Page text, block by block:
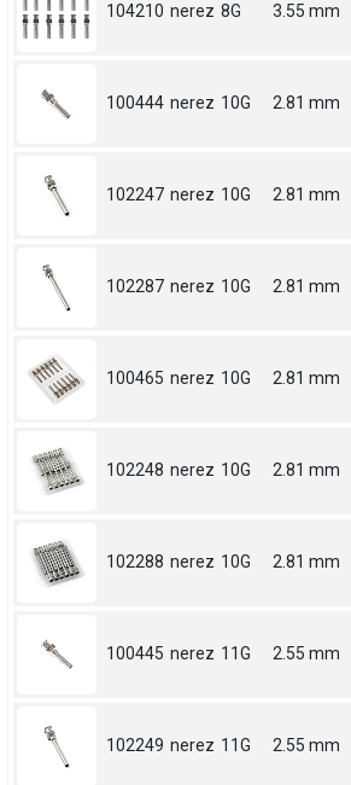
104210 nerez 8G 3.55 mm
100444 nerez 10G 2.81 mm
102247 nerez 10G 2.81 mm
102287 nerez 10G 2.81 mm
100465 nerez 10G 2.81 mm
102248 nerez 10G 2.81 mm
102288 nerez 10G 2.81 mm
100445 nerez 11G 2.55 mm
102249 nerez 11G 2.55 mm